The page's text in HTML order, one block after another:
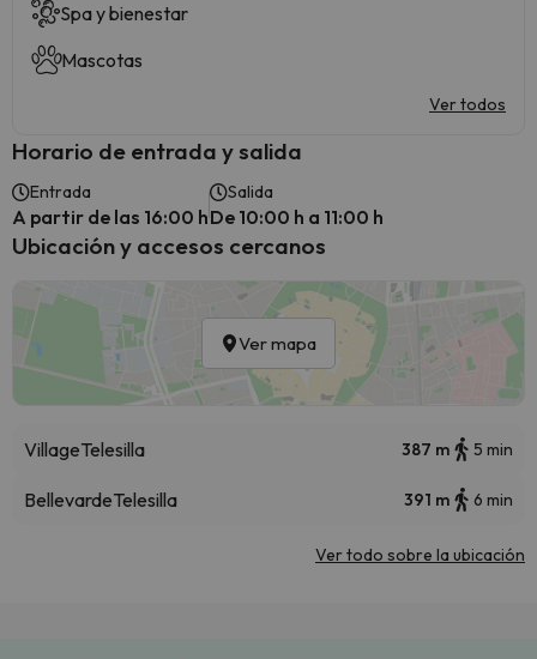
Spa y bienestar
Mascotas
Ver todos
Horario de entrada y salida
Entrada
A partir de las 16:00 h
Salida
De 10:00 h a 11:00 h
Ubicación y accesos cercanos
Ver mapa
VillageTelesilla 387 m 5 min
BellevardeTelesilla 391 m 6 min
Ver todo sobre la ubicación